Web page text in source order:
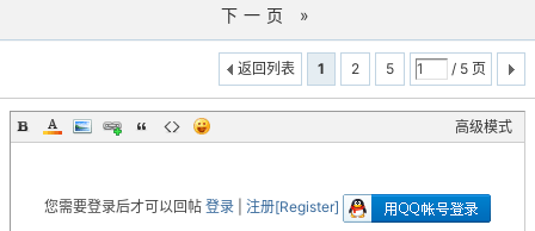
下一页 »
1 2 5 / 5 页
返回列表
高级模式
您需要登录后才可以回帖 登录 注册[Register]